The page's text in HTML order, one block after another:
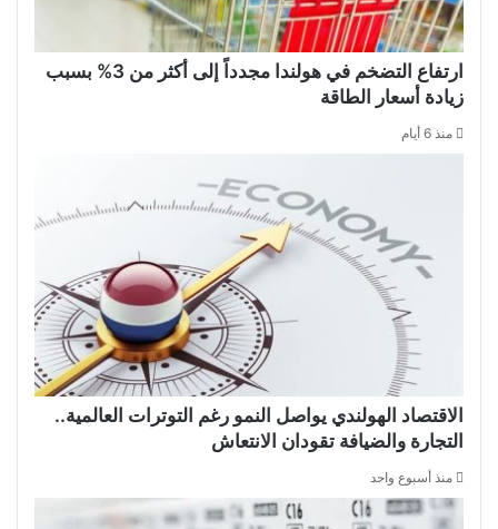
ارتفاع التضخم في هولندا مجدداً إلى أكثر من 3% بسبب
زيادة أسعار الطاقة
منذ 6 أيام
الاقتصاد الهولندي يواصل النمو رغم التوترات العالمية..
التجارة والضيافة تقودان الانتعاش
منذ أسبوع واحد